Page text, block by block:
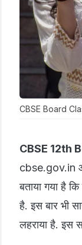
CBSE Board
CBSE 12th
cbse.gov.in
बताया गया है
है. इस बार भी
लहराया है. इस